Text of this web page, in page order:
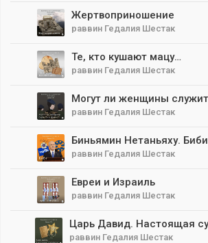
Жертвоприношение
раввин Гедалия Шестак
Те, кто кушают мацу…
раввин Гедалия Шестак
раввин Гедалия Шестак
Биньямин Нетаньяху. Биби
раввин Гедалия Шестак
Евреи и Израиль
раввин Гедалия Шестак
раввин Гедалия Шестак